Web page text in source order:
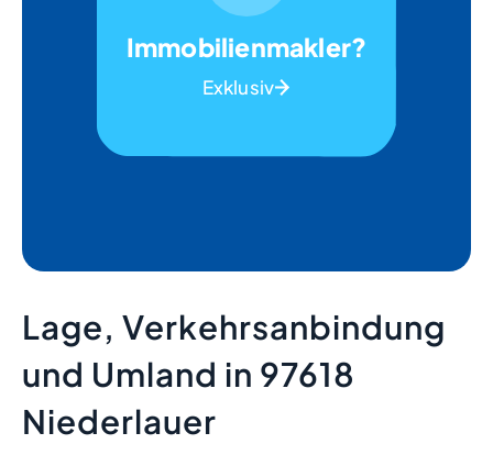
Immobilienmakler?
Exklusiv
Lage, Verkehrsanbindung
und Umland in 97618
Niederlauer